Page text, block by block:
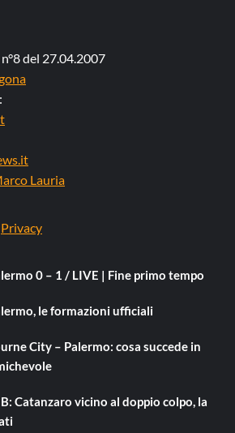
del 27.04.2007
Lauria
Privacy
0 – 1 / LIVE | Fine primo tempo
le formazioni ufficiali
City – Palermo: cosa succede in
Catanzaro vicino al doppio colpo, la